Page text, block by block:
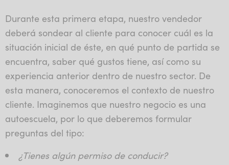
Durante esta primera etapa, nuestro vendedor
deberá sondear al cliente para conocer cuál es la
situación inicial de éste, en qué punto de partida se
encuentra, saber qué gustos tiene, así como su
experiencia anterior dentro de nuestro sector. De
esta manera, conoceremos el contexto de nuestro
cliente. Imaginemos que nuestro negocio es una
autoescuela, por lo que deberemos formular
preguntas del tipo:
¿Tienes algún permiso de conducir?